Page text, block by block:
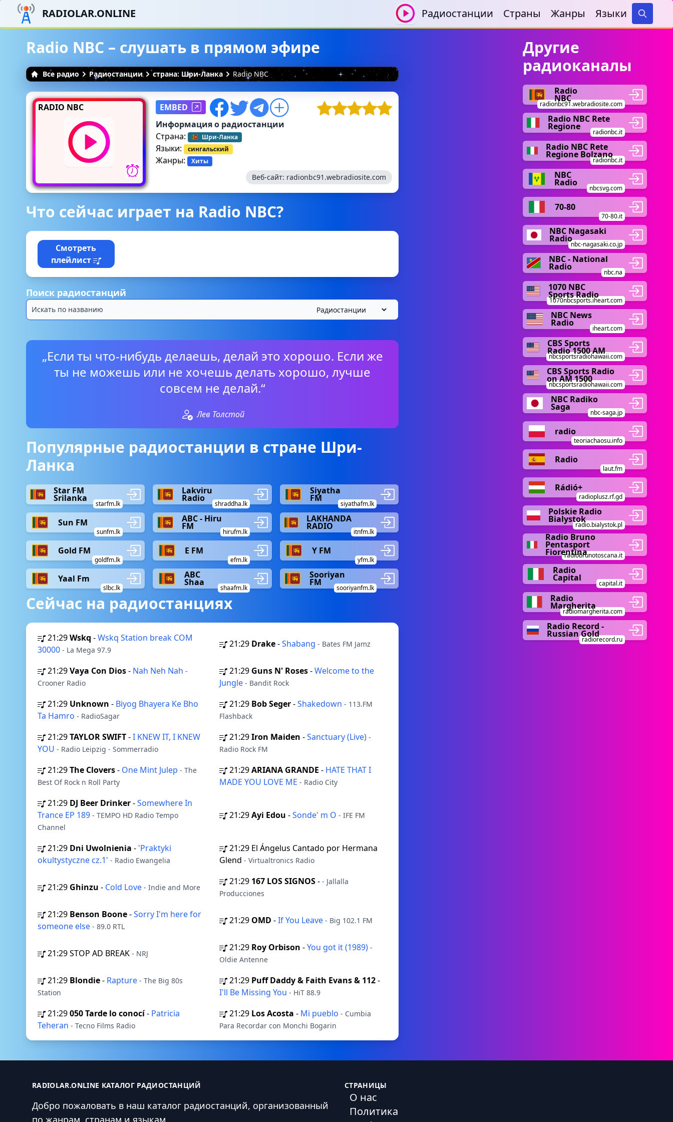
RADIOLAR.ONLINE Радиостанции Страны Жанры Языки
Search
Radio NBC – слушать в прямом эфире
Все радио Радиостанции страна: Шри-Ланка Radio NBC
RADIO NBC
EMBED
Информация о радиостанции
Страна:
Шри-Ланка
Языки: сингальский
Жанры: Хиты
Веб-сайт: radionbc91.webradiosite.com
Что сейчас играет на Radio NBC?
Смотреть
плейлист
Поиск радиостанций
„Если ты что-нибудь делаешь, делай это хорошо. Если же
ты не можешь или не хочешь делать хорошо, лучше
совсем не делай.“
Лев Толстой
Популярные радиостанции в стране Шри-
Ланка
Star FM
Srilanka
starfm.lk
Lakviru
Radio
shraddha.lk
Siyatha
FM
siyathafm.lk
Sun FM
sunfm.lk
ABC - Hiru
FM
hirufm.lk
LAKHANDA
RADIO
itnfm.lk
Gold FM
goldfm.lk
E FM
efm.lk
Y FM
yfm.lk
Yaal Fm
slbc.lk
ABC
Shaa
shaafm.lk
Sooriyan
FM
sooriyanfm.lk
Сейчас на радиостанциях
21:29Wskq -Wskq Station break COM
30000 - La Mega 97.9
21:29 Drake-Shabang - Bates FM Jamz
21:29Vaya Con Dios- Nah Neh Nah -
Crooner Radio
21:29 Guns N' Roses-Welcome to the
Jungle - Bandit Rock
21:29 Unknown - Biyog Bhayera Ke Bho
Ta Hamro - RadioSagar
21:29 Bob Seger-Shakedown - 113.FM
Flashback
21:29TAYLOR SWIFT-I KNEW IT, I KNEW
YOU - Radio Leipzig - Sommerradio
21:29Iron Maiden -Sanctuary (Live) -
Radio Rock FM
21:29The Clovers- One Mint Julep - The
Best Of Rock n Roll Party
21:29ARIANA GRANDE - HATE THAT I
MADE YOU LOVE ME - Radio City
21:29 DJ Beer Drinker-Somewhere In
Trance EP 189 - TEMPO HD Radio Tempo
Channel
21:29Ayi Edou -Sonde' m O - IFE FM
21:29 Dni Uwolnienia - 'Praktyki
okultystyczne cz.1' - Radio Ewangelia
21:29 El Ángelus Cantado por Hermana
Glend - Virtualtronics Radio
21:29 Ghinzu - Cold Love - Indie and More
21:29 167 LOS SIGNOS- - Jallalla
Producciones
21:29 Benson Boone-Sorry I'm here for
someone else - 89.0 RTL
21:29 OMD -If You Leave - Big 102.1 FM
21:29STOP AD BREAK - NRJ
21:29 Roy Orbison -You got it (1989) -
Oldie Antenne
21:29 Blondie- Rapture - The Big 80s
Station
21:29 Puff Daddy & Faith Evans & 112-
I'll Be Missing You - HiT 88.9
21:29050 Tarde lo conocí- Patricia
Teheran - Tecno Films Radio
21:29 Los Acosta - Mi pueblo - Cumbia
Para Recordar con Monchi Bogarin
Другие
радиоканалы
Radio
NBC
radionbc91.webradiosite.com
Radio NBC Rete
Regione
radionbc.it
Radio NBC Rete
Regione Bolzano
radionbc.it
NBC
Radio
nbcsvg.com
70-80
70-80.it
NBC Nagasaki
Radio
nbc-nagasaki.co.jp
NBC - National
Radio
nbc.na
1070 NBC
Sports Radio
1070nbcsports.iheart.com
NBC News
Radio
iheart.com
CBS Sports
Radio 1500 AM
nbcsportsradiohawaii.com
CBS Sports Radio
on AM 1500
nbcsportsradiohawaii.com
NBC Radiko
Saga
nbc-saga.jp
radio
teoriachaosu.info
Radio
laut.fm
Rádió+
radioplusz.rf.gd
Polskie Radio
Bialystok
radio.bialystok.pl
Radio Bruno
Pentasport
Fiorentina
radiobrunotoscana.it
Radio
Capital
capital.it
Radio
Margherita
radiomargherita.com
Radio Record -
Russian Gold
radiorecord.ru
RADIOLAR.ONLINE КАТАЛОГ РАДИОСТАНЦИЙ
Добро пожаловать в наш каталог радиостанций, организованный
по жанрам, странам и языкам.
СТРАНИЦЫ
О нас
Политика